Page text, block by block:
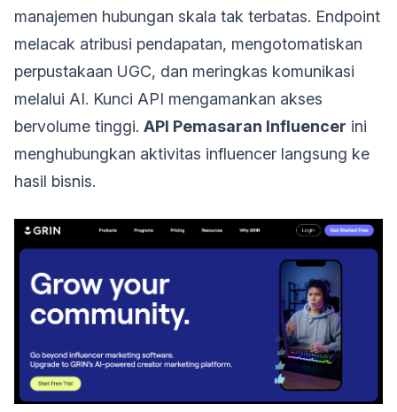
manajemen hubungan skala tak terbatas. Endpoint
melacak atribusi pendapatan, mengotomatiskan
perpustakaan UGC, dan meringkas komunikasi
melalui AI. Kunci API mengamankan akses
bervolume tinggi. API Pemasaran Influencer ini
menghubungkan aktivitas influencer langsung ke
hasil bisnis.